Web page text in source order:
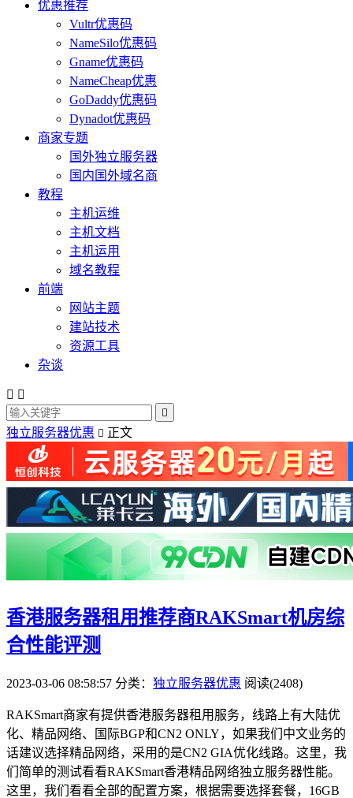
优惠推荐
Vultr优惠码
NameSilo优惠码
Gname优惠码
NameCheap优惠
GoDaddy优惠码
Dynadot优惠码
商家专题
国外独立服务器
国内国外域名商
教程
主机运维
主机文档
主机运用
域名教程
前端
网站主题
建站技术
资源工具
杂谈
 

独立服务器优惠  正文
香港服务器租用推荐商RAKSmart机房综
合性能评测
2023-03-06 08:58:57 分类： 独立服务器优惠 阅读(2408)
RAKSmart商家有提供香港服务器租用服务，线路上有大陆优
化、精品网络、国际BGP和CN2 ONLY，如果我们中文业务的
话建议选择精品网络，采用的是CN2 GIA优化线路。这里，我
们简单的测试看看RAKSmart香港精品网络独立服务器性能。
这里，我们看看全部的配置方案，根据需要选择套餐，16GB